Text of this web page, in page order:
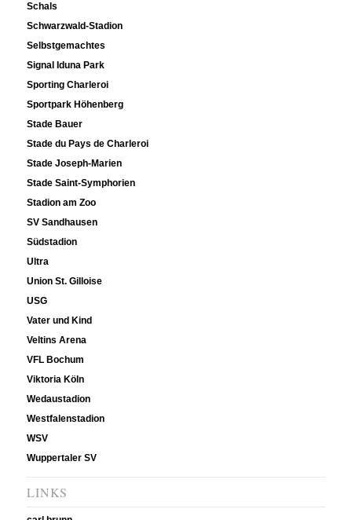
Schals
Schwarzwald-Stadion
Selbstgemachtes
Signal Iduna Park
Sporting Charleroi
Sportpark Höhenberg
Stade Bauer
Stade du Pays de Charleroi
Stade Joseph-Marien
Stade Saint-Symphorien
Stadion am Zoo
SV Sandhausen
Südstadion
Ultra
Union St. Gilloise
USG
Vater und Kind
Veltins Arena
VFL Bochum
Viktoria Köln
Wedaustadion
Westfalenstadion
WSV
Wuppertaler SV
LINKS